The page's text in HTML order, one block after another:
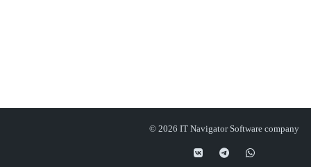
© 2026 IT Navigator Software company